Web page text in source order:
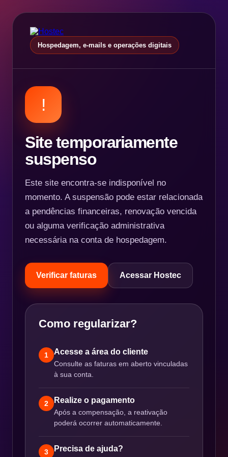
Hospedagem, e-mails e operações digitais
!
Site temporariamente
suspenso
Este site encontra-se indisponível no
momento. A suspensão pode estar relacionada
a pendências financeiras, renovação vencida
ou alguma verificação administrativa
necessária na conta de hospedagem.
Verificar faturas Acessar Hostec
Como regularizar?
1 Acesse a área do cliente
Consulte as faturas em aberto vinculadas
à sua conta.
2 Realize o pagamento
Após a compensação, a reativação
poderá ocorrer automaticamente.
3 Precisa de ajuda?